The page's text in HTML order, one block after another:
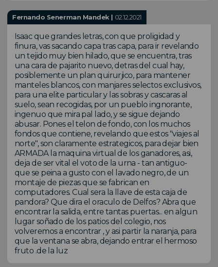
Fernando Senerman Mandek | 02.12.2021
Isaac que grandes letras, con que proligidad y
finura, vas sacando capa tras capa, para ir revelando
un tejido muy bien hilado, que se encuentra, tras
una cara de pajarito nuevo, detras del cual hay,
posiblemente un plan quirurjico, para mantener
manteles blancos, con manjares selectos exclusivos,
para una elite particular y las sobras y cascaras al
suelo, sean recogidas, por un pueblo ingnorante,
ingenuo que mira pal lado, y se sigue dejando
abusar. Pones el telon de fondo, con los muchos
fondos que contiene, revelando que estos "viajes al
norte", son claramente estrategicos, para dejar bien
ARMADA la maquina virtual de los ganadores, asi,
deja de ser vital el voto de la urna - tan antiguo-
que se peina a gusto con el lavado negro, de un
montaje de piezas que se fabrican en
computadores. Cual sera la llave de esta caja de
pandora? Que dira el oraculo de Delfos? Abra que
encontrar la salida, entre tantas puertas... en algun
lugar soñado de los patios del colegio, nos
volveremos a encontrar , y asi partir la naranja, para
que la ventana se abra, dejando entrar el hermoso
fruto .de la luz